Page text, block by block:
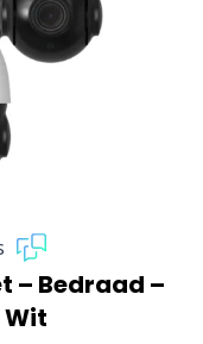
– Bedraad –
Wit